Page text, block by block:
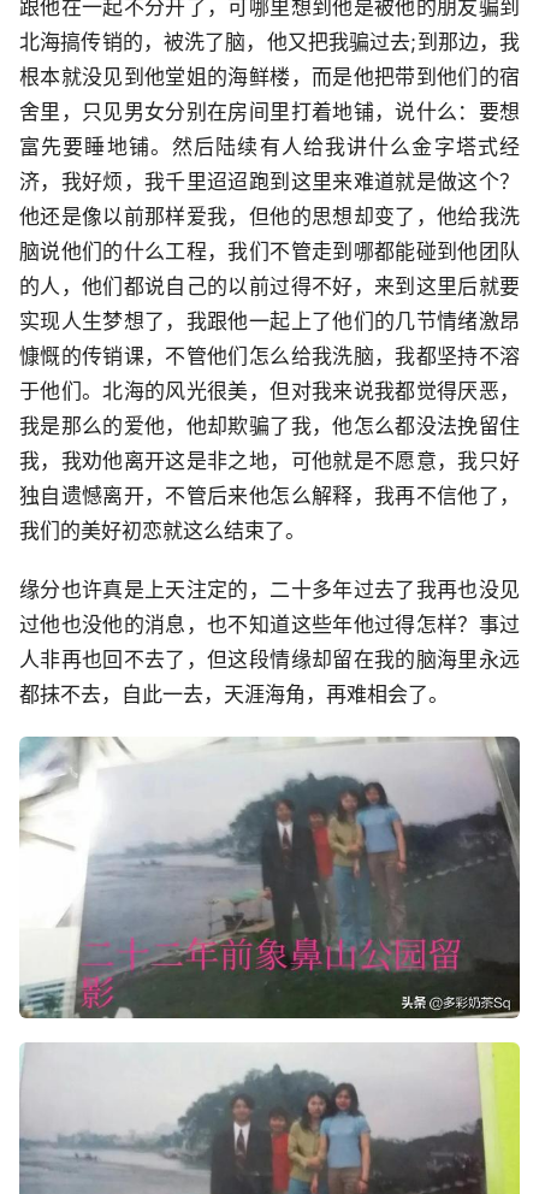
跟他在一起不分开了，可哪里想到他是被他的朋友骗到
北海搞传销的，被洗了脑，他又把我骗过去;到那边，我
根本就没见到他堂姐的海鲜楼，而是他把带到他们的宿
舍里，只见男女分别在房间里打着地铺，说什么：要想
富先要睡地铺。然后陆续有人给我讲什么金字塔式经
济，我好烦，我千里迢迢跑到这里来难道就是做这个？
他还是像以前那样爱我，但他的思想却变了，他给我洗
脑说他们的什么工程，我们不管走到哪都能碰到他团队
的人，他们都说自己的以前过得不好，来到这里后就要
实现人生梦想了，我跟他一起上了他们的几节情绪激昂
慷慨的传销课，不管他们怎么给我洗脑，我都坚持不溶
于他们。北海的风光很美，但对我来说我都觉得厌恶，
我是那么的爱他，他却欺骗了我，他怎么都没法挽留住
我，我劝他离开这是非之地，可他就是不愿意，我只好
独自遗憾离开，不管后来他怎么解释，我再不信他了，
我们的美好初恋就这么结束了。
缘分也许真是上天注定的，二十多年过去了我再也没见
过他也没他的消息，也不知道这些年他过得怎样？事过
人非再也回不去了，但这段情缘却留在我的脑海里永远
都抹不去，自此一去，天涯海角，再难相会了。